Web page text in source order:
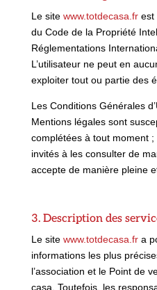
Le site www.totdecasa.frest
du Code de la Propriété
Réglementations
L’utilisateur ne peut en
exploiter tout ou partie des
Les Conditions Générales
Mentions légales sont
complétées à tout moment
invités à les consulter de
accepte de manière pleine
3. Description des
Le site www.totdecasa.fra
informations les plus
l’association et le Point de
casa. Toutefois, les